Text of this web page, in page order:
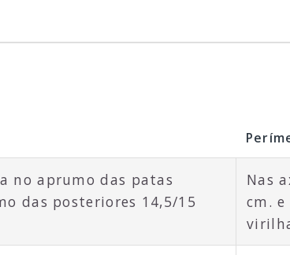
no aprumo das patas
das posteriores 14,5/15
Nas
cm. e